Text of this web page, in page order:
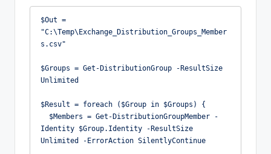
$Out =
"C:\Temp\Exchange_Distribution_Groups_Member
s.csv"
$Groups = Get-DistributionGroup -ResultSize
Unlimited
$Result = foreach ($Group in $Groups) {
Identity $Group.Identity -ResultSize
Unlimited -ErrorAction SilentlyContinue